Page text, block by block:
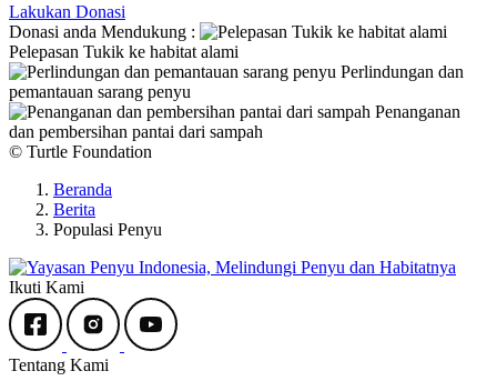
Lakukan Donasi
Donasi anda Mendukung :
Pelepasan Tukik ke habitat alami
Perlindungan dan
pemantauan sarang penyu
Penanganan
dan pembersihan pantai dari sampah
© Turtle Foundation
Beranda
Berita
Populasi Penyu
Ikuti Kami
Tentang Kami